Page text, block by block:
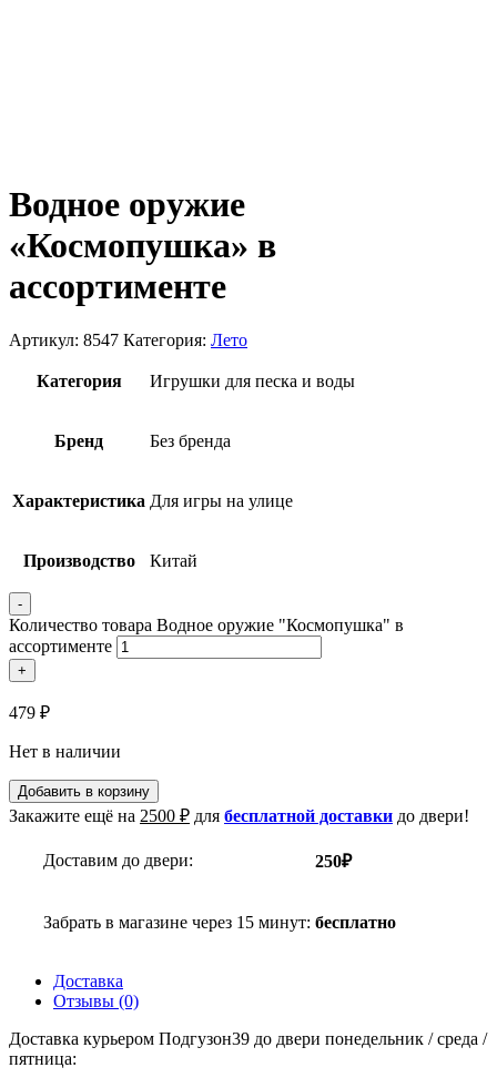
Водное оружие
«Космопушка» в
ассортименте
Артикул: 8547 Категория: Лето
Категория Игрушки для песка и воды
Бренд Без бренда
Характеристика Для игры на улице
Производство Китай
-
Количество товара Водное оружие "Космопушка" в
ассортименте
+
479 ₽
Нет в наличии
Добавить в корзину
Закажите ещё на 2500 ₽ для бесплатной доставки до двери!
Доставим до двери: 250₽
Забрать в магазине через 15 минут: бесплатно
Доставка
Отзывы (0)
Доставка курьером Подгузон39 до двери понедельник / среда /
пятница: